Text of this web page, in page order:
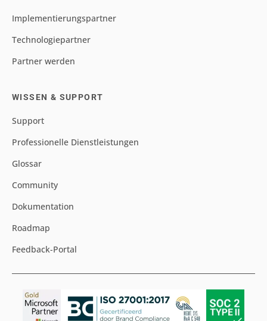
Implementierungspartner
Technologiepartner
Partner werden
WISSEN & SUPPORT
Support
Professionelle Dienstleistungen
Glossar
Community
Dokumentation
Roadmap
Feedback-Portal